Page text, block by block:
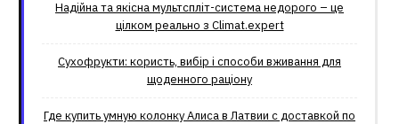
Надійна та якісна мультспліт-система недорого – це
цілком реально з Climat.еxpert
Сухофрукти: користь, вибір і способи вживання для
щоденного раціону
Где купить умную колонку Алиса в Латвии с доставкой по